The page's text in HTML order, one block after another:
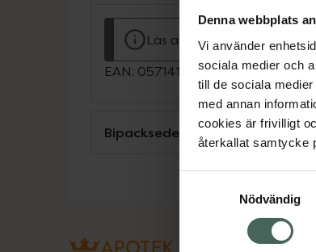
Denna webbplats
Vi använder
sociala medier och
till de sociala
med annan
cookies är frivilligt
återkallat samtycke
Nödvändig
Läs alltid bipacksedeln
EAN: 05714191005250
Bipacksedel från FASS